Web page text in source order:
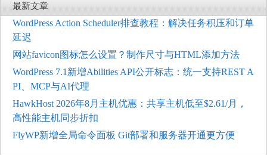
最新文章
WordPress Action Scheduler排查教程：解决任务积压和订单
延迟
网站favicon图标怎么设置？制作尺寸与HTML添加方法
WordPress 7.1新增Abilities API公开标志：统一支持REST A
PI、MCP与AI代理
HawkHost 2026年8月主机优惠：共享主机低至$2.61/月，
高性能主机同步折扣
FlyWP新增全局命令面板 Git部署和服务器开通更方便